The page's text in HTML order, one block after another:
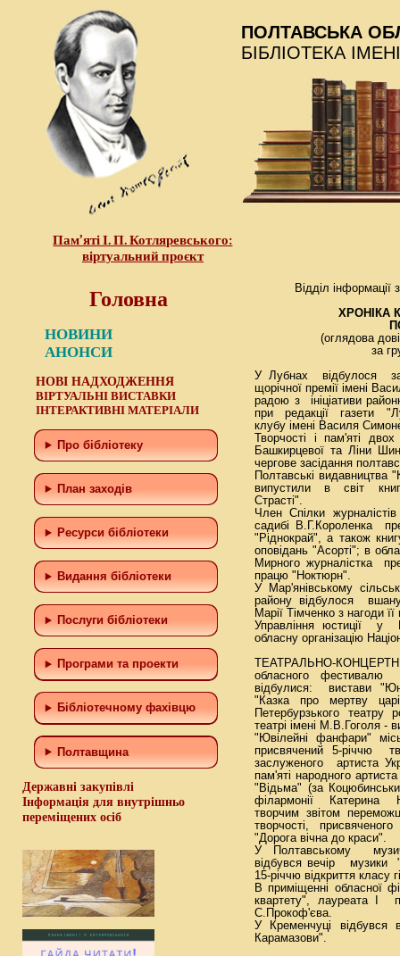
Пам’яті І. П. Котляревського:
віртуальний проєкт
ПОЛТАВСЬКА
БІБЛІОТЕКА
Головна
НОВИНИ
АНОНСИ
НОВІ НАДХОДЖЕННЯ
ВІРТУАЛЬНІ ВИСТАВКИ
ІНТЕРАКТИВНІ МАТЕРІАЛИ
Про бібліотеку
План заходів
Ресурси бібліотеки
Видання бібліотеки
Послуги бібліотеки
Програми та проекти
Бiблiотечному фахiвцю
Полтавщина
Державні закупівлі
Інформація для внутрішньо
переміщених осіб
Відділ інформації
ХРОНІКА
(оглядова
за
У Лубнах відбулося
щорічної премії імені
радою з ініціативи
при редакції газети
клубу імені Василя
Творчості і пам'яті
Башкирцевої та Ліни
чергове засідання
Полтавські видавництва
випустили в світ
Страсті".
Член Спілки
садибі В.Г.Короленка
"Ріднокрай", а також
оповідань "Асорті"; в
Мирного журналістка
працю "Ноктюрн".
У Мар'янівському
району відбулося
Марії Тімченко з нагоди
Управління юстиції у
обласну організацію
ТЕАТРАЛЬНО-
обласного фестивалю
відбулися: вистави
"Казка про мертву
Петербурзького
театрі імені М.В.Гоголя -
"Ювілейні фанфари"
присвячений 5-річчю
заслуженого артиста
пам'яті народного
"Відьма" (за
філармонії Катерина
творчим звітом
творчості,
"Дорога вічна до краси".
У Полтавському
відбувся вечір музики
15-річчю відкриття класу
В приміщенні обласної
квартету", лауреата І
С.Прокоф'єва.
У Кременчуці відбувся
Карамазови".